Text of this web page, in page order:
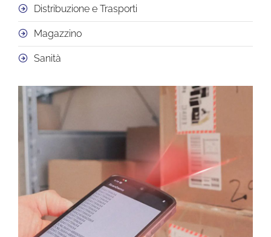
Distribuzione e Trasporti
Magazzino
Sanità